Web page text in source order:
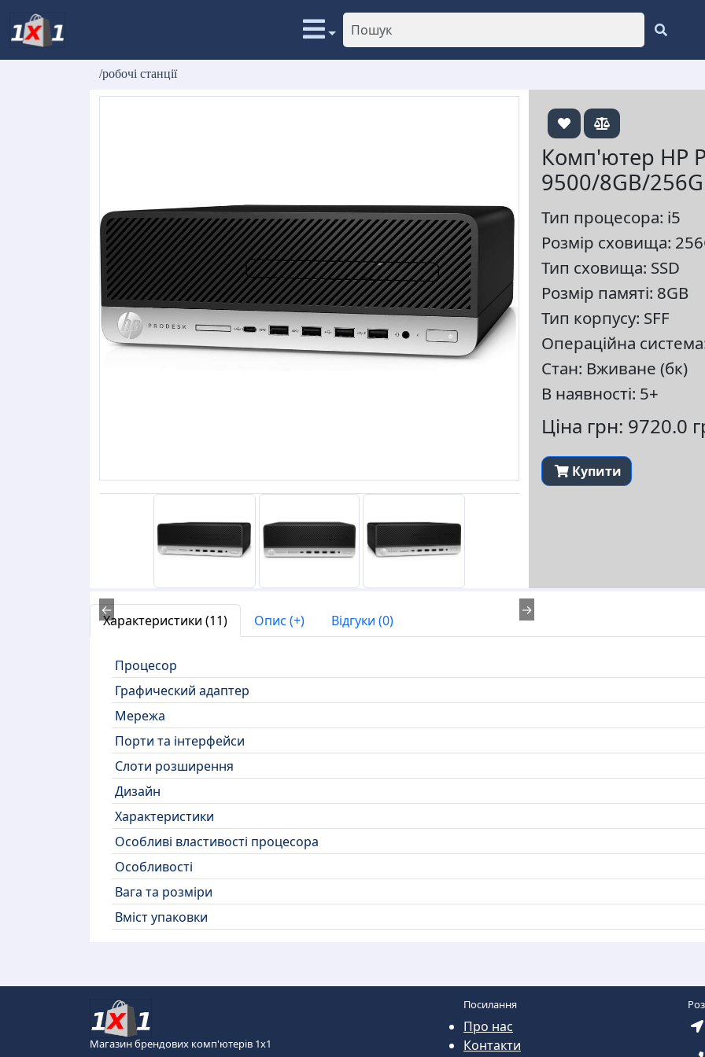
/робочі станції
← →
Комп'ютер HP
9500/8GB/
Тип процесора: i5
Розмір сховища:
Тип сховища: SSD
Розмір памяті: 8GB
Тип корпусу: SFF
Операційна
Стан: Вживане (бк)
В наявності: 5+
Ціна грн: 9720.0
Купити
Характеристики (11) Опис (+) Відгуки (0)
Процесор
Графический адаптер
Мережа
Порти та інтерфейси
Слоти розширення
Дизайн
Характеристики
Особливі властивості процесора
Особливості
Вага та розміри
Вміст упаковки
Магазин брендових комп'ютерів 1х1
Посилання
Про нас
Контакти